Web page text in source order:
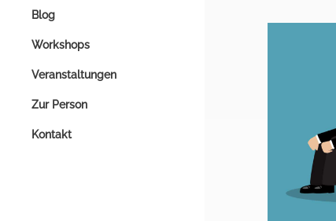
Blog
Workshops
Veranstaltungen
Zur Person
Kontakt